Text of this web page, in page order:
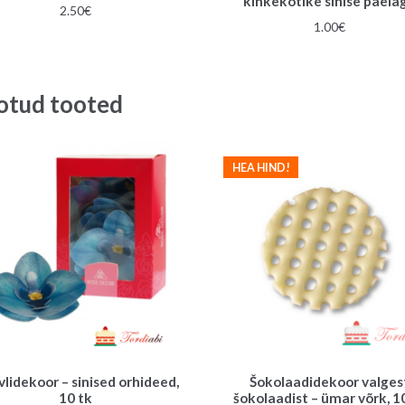
2.50€
1.00€
tooted
– sinised orhideed,
10 tk
Šokolaadidekoor
šokolaadist – ümar võrk,
HEA HIND!